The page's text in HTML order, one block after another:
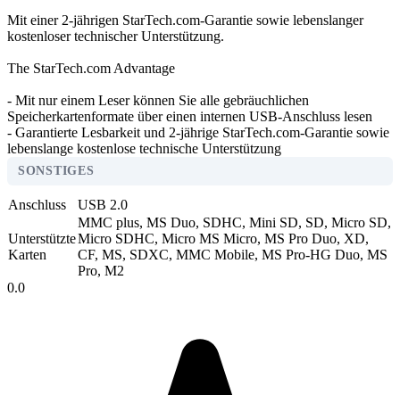
Mit einer 2-jährigen StarTech.com-Garantie sowie lebenslanger
kostenloser technischer Unterstützung.
The StarTech.com Advantage
- Mit nur einem Leser können Sie alle gebräuchlichen
Speicherkartenformate über einen internen USB-Anschluss lesen
- Garantierte Lesbarkeit und 2-jährige StarTech.com-Garantie sowie
lebenslange kostenlose technische Unterstützung
SONSTIGES
Anschluss USB 2.0
Unterstützte
Karten
MMC plus, MS Duo, SDHC, Mini SD, SD, Micro SD,
Micro SDHC, Micro MS Micro, MS Pro Duo, XD,
CF, MS, SDXC, MMC Mobile, MS Pro-HG Duo, MS
Pro, M2
0.0